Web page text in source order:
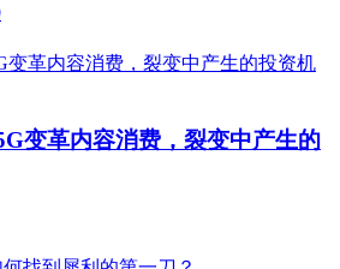
变革内容消费，裂变中产生的